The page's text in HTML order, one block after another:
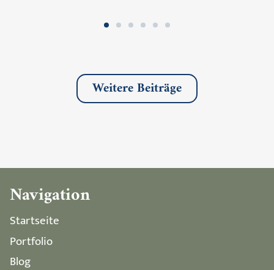
Weitere Beiträge
Navigation
Startseite
Portfolio
Blog